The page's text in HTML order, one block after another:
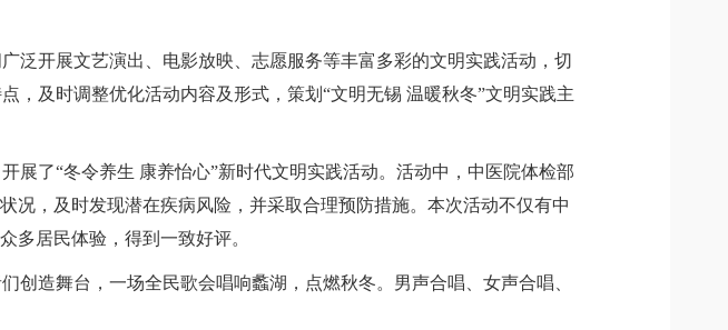
泛开展文艺演出、电影放映、志愿服务等丰富多彩的文明实践活动， 切
， 及时调整优化活动内容及形式， 策划“文明无锡 温暖秋冬”文明实践主
展了“冬令养生 康养怡心”新时代文明实践活动。活动中，中医院体检部
况，及时发现潜在疾病风险，并采取合理预防措施。本次活动不仅有中
多居民体验，得到一致好评。
创造舞台，一场全民歌会唱响蠡湖，点燃秋冬。男声合唱、女声合唱、